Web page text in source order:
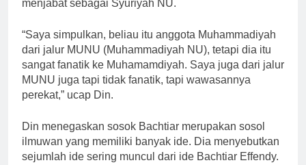
menjabat sebagai Syuriyah NU.
“Saya simpulkan, beliau itu anggota Muhammadiyah
dari jalur MUNU (Muhammadiyah NU), tetapi dia itu
sangat fanatik ke Muhamamdiyah. Saya juga dari jalur
MUNU juga tapi tidak fanatik, tapi wawasannya
perekat,” ucap Din.
Din menegaskan sosok Bachtiar merupakan sosol
ilmuwan yang memiliki banyak ide. Dia menyebutkan
sejumlah ide sering muncul dari ide Bachtiar Effendy.